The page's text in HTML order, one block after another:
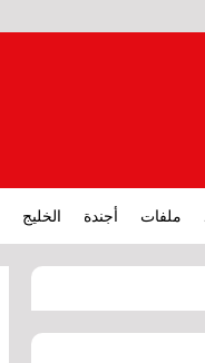
ملفات أجندة الخليج